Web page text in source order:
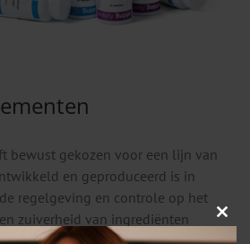
bewust gekozen voor een lijn van
en geproduceerd is in
regelgeving en controle op het
zuiverheid van ingrediënten
tot de strengste in Europa. Met